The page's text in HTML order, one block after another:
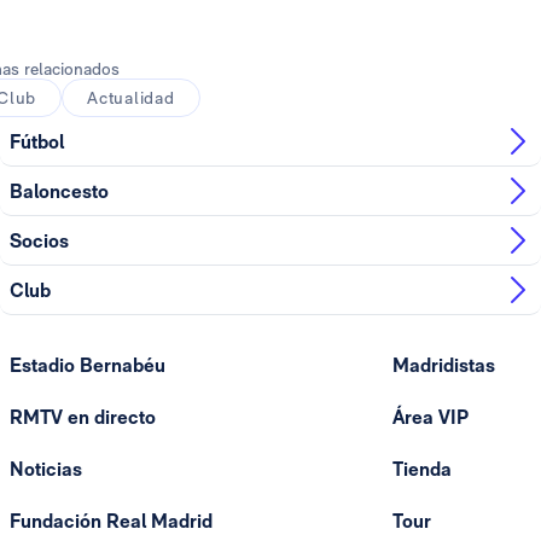
relacionados
Actualidad
Fútbol
Baloncesto
Socios
Club
Estadio Bernabéu
RMTV en directo
Noticias
Fundación Real Madrid
Madridistas
Área VIP
Tienda
Tour